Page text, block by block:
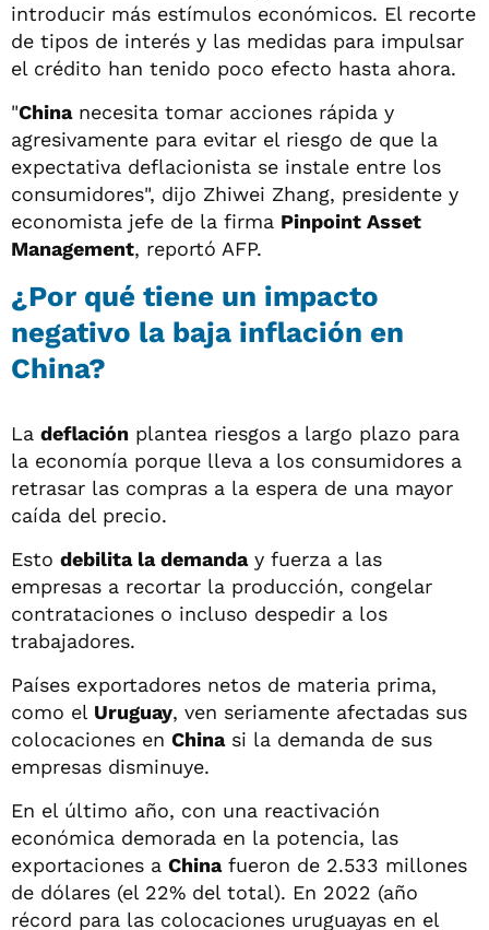
introducir más estímulos económicos. El recorte
de tipos de interés y las medidas para impulsar
el crédito han tenido poco efecto hasta ahora.
"Chinanecesita tomar acciones rápida y
agresivamente para evitar el riesgo de que la
expectativa deflacionista se instale entre los
consumidores", dijo Zhiwei Zhang, presidente y
economista jefe de la firma Pinpoint Asset
Management, reportó AFP.
¿Por qué tiene un impacto
negativo la baja inflación en
China?
La deflación plantea riesgos a largo plazo para
la economía porque lleva a los consumidores a
retrasar las compras a la espera de una mayor
caída del precio.
Esto debilita la demanday fuerza a las
empresas a recortar la producción, congelar
contrataciones o incluso despedir a los
trabajadores.
Países exportadores netos de materia prima,
como el Uruguay, ven seriamente afectadas sus
colocaciones en Chinasi la demanda de sus
empresas disminuye.
En el último año, con una reactivación
económica demorada en la potencia, las
exportaciones a Chinafueron de 2.533 millones
de dólares (el 22% del total). En 2022 (año
récord para las colocaciones uruguayas en el